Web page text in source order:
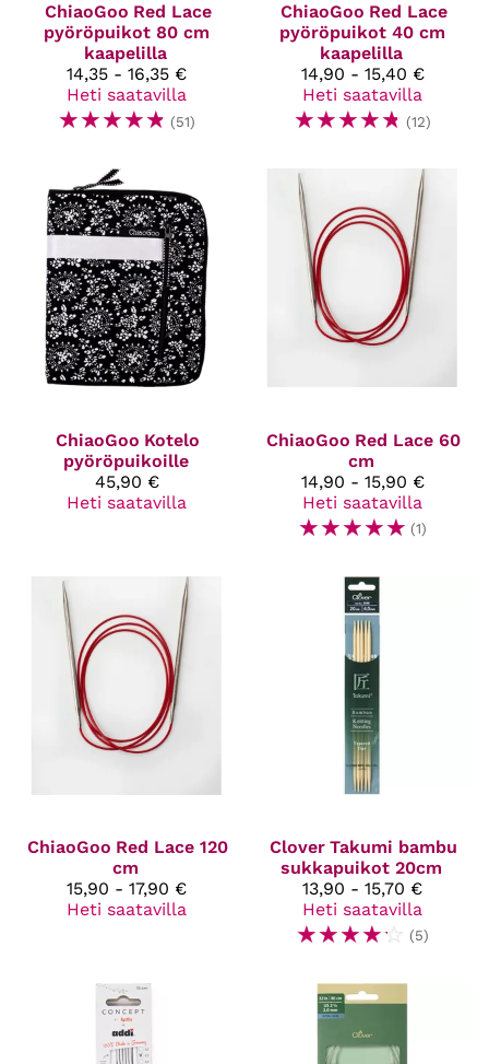
ChiaoGoo Red Lace
pyöröpuikot 80 cm
kaapelilla
14,35 - 16,35 €
Heti saatavilla
☆☆☆☆☆ (51)
ChiaoGoo Red Lace
pyöröpuikot 40 cm
kaapelilla
14,90 - 15,40 €
Heti saatavilla
☆☆☆☆☆ (12)
ChiaoGoo Kotelo
pyöröpuikoille
45,90 €
Heti saatavilla
ChiaoGoo Red Lace 60
cm
14,90 - 15,90 €
Heti saatavilla
☆☆☆☆☆ (1)
ChiaoGoo Red Lace 120
cm
15,90 - 17,90 €
Heti saatavilla
Clover Takumi bambu
sukkapuikot 20cm
13,90 - 15,70 €
Heti saatavilla
☆☆☆☆☆ (5)